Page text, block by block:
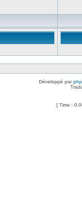
Développé par
[ Time :